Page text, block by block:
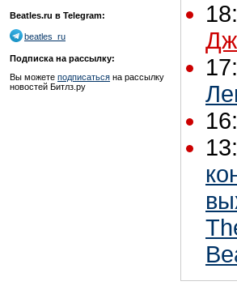
Beatles.ru в Telegram:
beatles_ru
Подписка на рассылку:
Вы можете подписаться на рассылку
новостей Битлз.ру